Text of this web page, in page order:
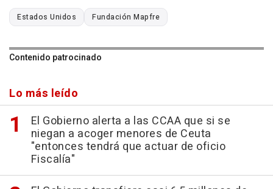
Estados Unidos Fundación Mapfre
Contenido patrocinado
Lo más leído
El Gobierno alerta a las CCAA que si se
niegan a acoger menores de Ceuta
"entonces tendrá que actuar de oficio
Fiscalía"